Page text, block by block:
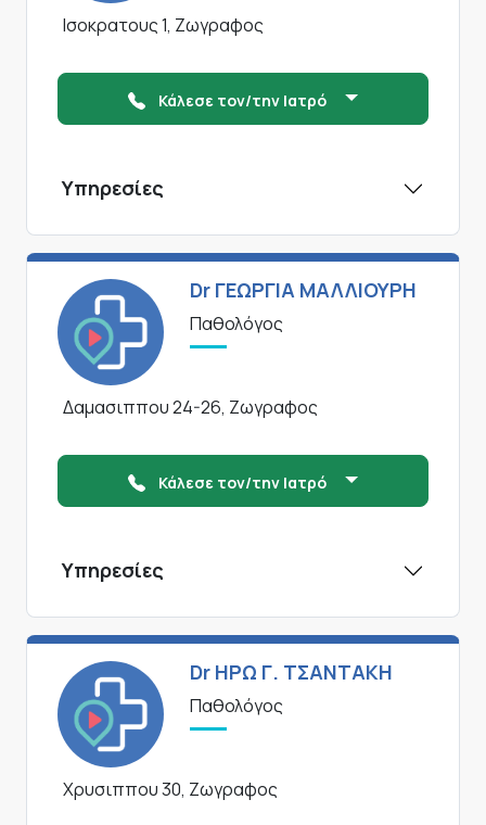
Ισοκρατους 1, Ζωγραφος
Κάλεσε τον/την Ιατρό
Υπηρεσίες
Dr ΓΕΩΡΓΙΑ ΜΑΛΛΙΟΥΡΗ
Παθολόγος
Δαμασιππου 24-26, Ζωγραφος
Κάλεσε τον/την Ιατρό
Υπηρεσίες
Dr ΗΡΩ Γ. ΤΣΑΝΤΑΚΗ
Παθολόγος
Χρυσιππου 30, Ζωγραφος